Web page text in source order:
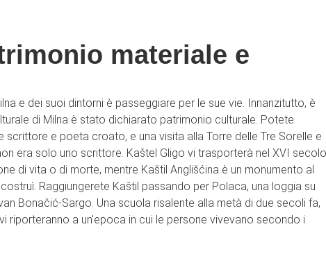
materiale e
e dei suoi dintorni è passeggiare per le sue vie. Innanzitutto, è
di Milna è stato dichiarato patrimonio culturale. Potete
scrittore e poeta croato, e una visita alla Torre delle Tre Sorelle e
era solo uno scrittore. Kaštel Gligo vi trasporterà nel XVI
di vita o di morte, mentre Kaštil Anglišćina è un monumento al
Raggiungerete Kaštil passando per Polaca, una loggia su
Bonačić-Sargo. Una scuola risalente alla metà di due secoli fa,
riporteranno a un'epoca in cui le persone vivevano secondo i